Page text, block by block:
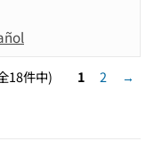
18件中) 1 2 →